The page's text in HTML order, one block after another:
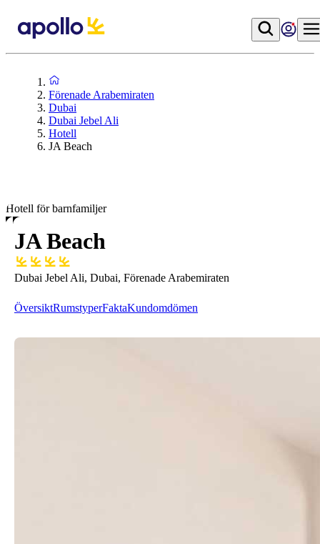
Förenade Arabemiraten
Dubai
Dubai Jebel Ali
Hotell
JA Beach
Hotell för barnfamiljer
JA Beach
Dubai Jebel Ali, Dubai, Förenade Arabemiraten
ÖversiktRumstyperFaktaKundomdömen